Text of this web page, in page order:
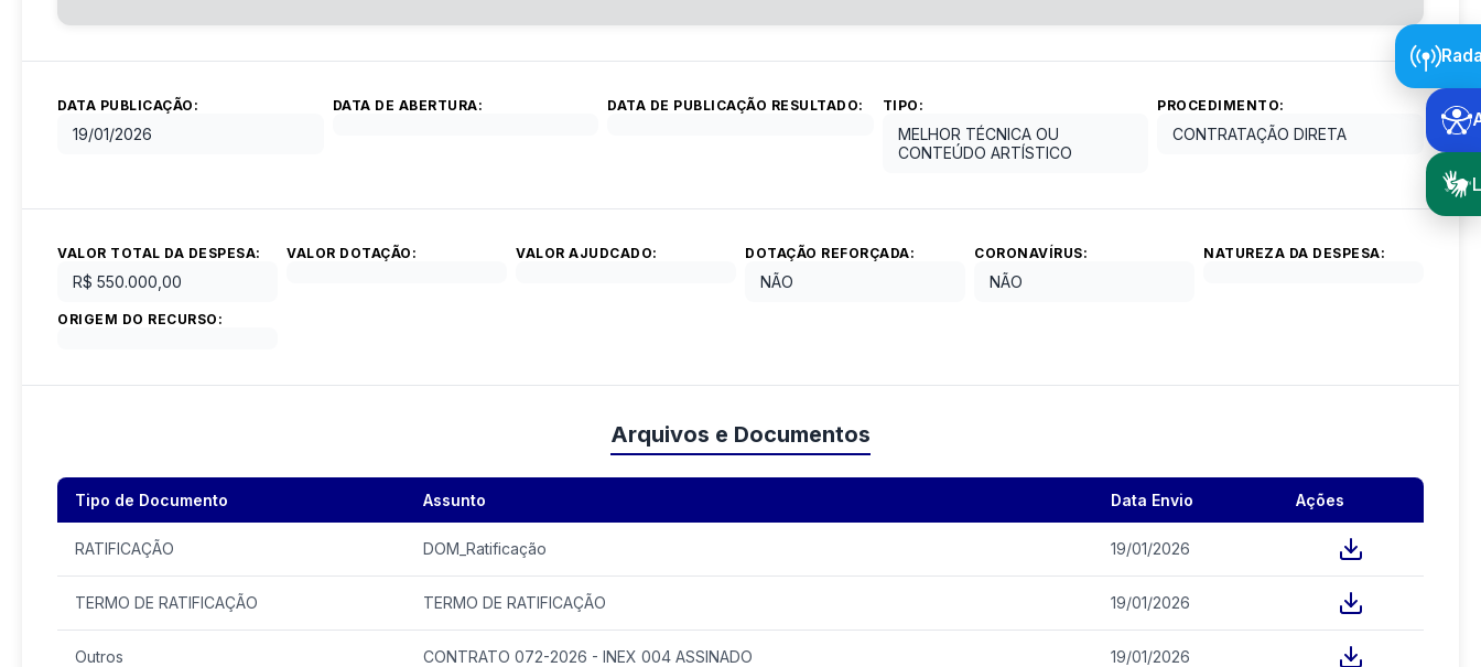
DATA PUBLICAÇÃO:
19/01/2026
DATA DE ABERTURA: DATA DE PUBLICAÇÃO RESULTADO: TIPO:
MELHOR TÉCNICA OU
CONTEÚDO ARTÍSTICO
PROCEDIMENTO:
CONTRATAÇÃO DIRETA
VALOR TOTAL DA DESPESA:
R$ 550.000,00
VALOR DOTAÇÃO: VALOR AJUDCADO: DOTAÇÃO REFORÇADA:
NÃO
CORONAVÍRUS:
NÃO
NATUREZA DA DESPESA:
ORIGEM DO RECURSO:
Arquivos e Documentos
Tipo de Documento Assunto Data Envio Ações
RATIFICAÇÃO DOM_Ratificação 19/01/2026
TERMO DE RATIFICAÇÃO TERMO DE RATIFICAÇÃO 19/01/2026
Outros CONTRATO 072-2026 - INEX 004 ASSINADO 19/01/2026